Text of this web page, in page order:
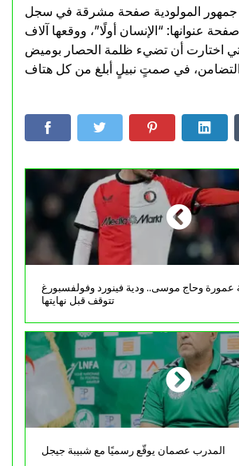
جمهور المولودية صفحة مشرقة في سجل
عنوانها: “الإنسان أولًا”، ووقعها آلاف
اختارت أن تضيء ظلمة الحصار بوميض
وحاج موسى.. ودية فينورد وفولفسبورغ
تتوقف قبل نهايتها
المدرب عصمان يوقّع رسميًا مع شبيبة جيجل